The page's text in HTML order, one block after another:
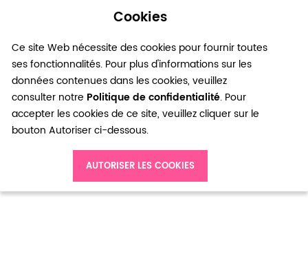
Cookies
Ce site Web nécessite des cookies pour fournir toutes
ses fonctionnalités. Pour plus d'informations sur les
données contenues dans les cookies, veuillez
consulter notre Politique de confidentialité. Pour
accepter les cookies de ce site, veuillez cliquer sur le
bouton Autoriser ci-dessous.
AUTORISER LES COOKIES
0
Bracelet 4 rangs de perles et strass